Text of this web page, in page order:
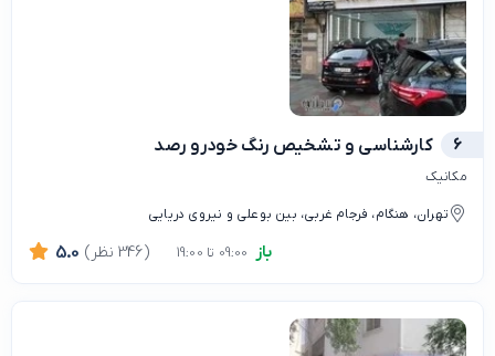
6 کارشناسی و تشخیص رنگ خودرو رصد
مکانیک
تهران، هنگام، فرجام غربی، بین بوعلی و نیروی دریایی
باز 5.0 (346 نظر)